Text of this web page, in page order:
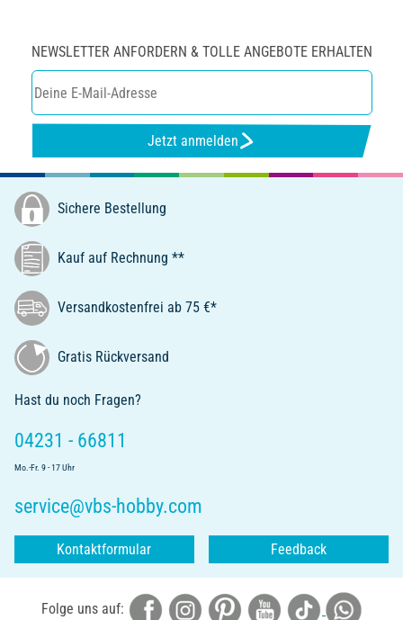
NEWSLETTER ANFORDERN & TOLLE ANGEBOTE ERHALTEN
Jetzt anmelden
Sichere Bestellung
Kauf auf Rechnung **
Versandkostenfrei ab 75 €*
Gratis Rückversand
Hast du noch Fragen?
04231 - 66811
Mo.-Fr. 9 - 17 Uhr
service@vbs-hobby.com
Kontaktformular Feedback
Folge uns auf: